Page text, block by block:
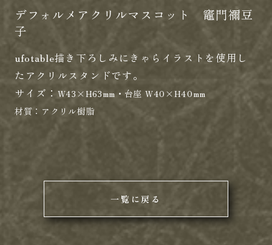
デフォルメアクリルマスコット 竈門禰豆
子
ufotable描き下ろしみにきゃらイラストを使用し
たアクリルスタンドです。
サイズ： W43×H63mm・台座 W40×H40mm
材質： アクリル樹脂
一覧に戻る